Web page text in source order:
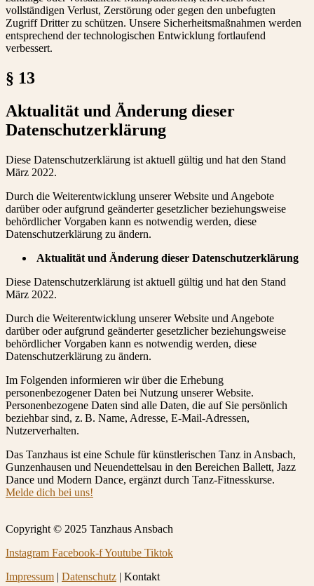
vollständigen Verlust, Zerstörung oder gegen den unbefugten
Zugriff Dritter zu schützen. Unsere Sicherheitsmaßnahmen werden
entsprechend der technologischen Entwicklung fortlaufend
verbessert.
§ 13
Aktualität und Änderung dieser
Datenschutzerklärung
Diese Datenschutzerklärung ist aktuell gültig und hat den Stand
März 2022.
Durch die Weiterentwicklung unserer Website und Angebote
darüber oder aufgrund geänderter gesetzlicher beziehungsweise
behördlicher Vorgaben kann es notwendig werden, diese
Datenschutzerklärung zu ändern.
Aktualität und Änderung dieser Datenschutzerklärung
Diese Datenschutzerklärung ist aktuell gültig und hat den Stand
März 2022.
Durch die Weiterentwicklung unserer Website und Angebote
darüber oder aufgrund geänderter gesetzlicher beziehungsweise
behördlicher Vorgaben kann es notwendig werden, diese
Datenschutzerklärung zu ändern.
Im Folgenden informieren wir über die Erhebung
personenbezogener Daten bei Nutzung unserer Website.
Personenbezogene Daten sind alle Daten, die auf Sie persönlich
beziehbar sind, z. B. Name, Adresse, E-Mail-Adressen,
Nutzerverhalten.
Das Tanzhaus ist eine Schule für künstlerischen Tanz in Ansbach,
Gunzenhausen und Neuendettelsau in den Bereichen Ballett, Jazz
Dance und Modern Dance, ergänzt durch Tanz-Fitnesskurse.
Melde dich bei uns!
Copyright © 2025 Tanzhaus Ansbach
Instagram Facebook-fYoutube Tiktok
Impressum | Datenschutz | Kontakt